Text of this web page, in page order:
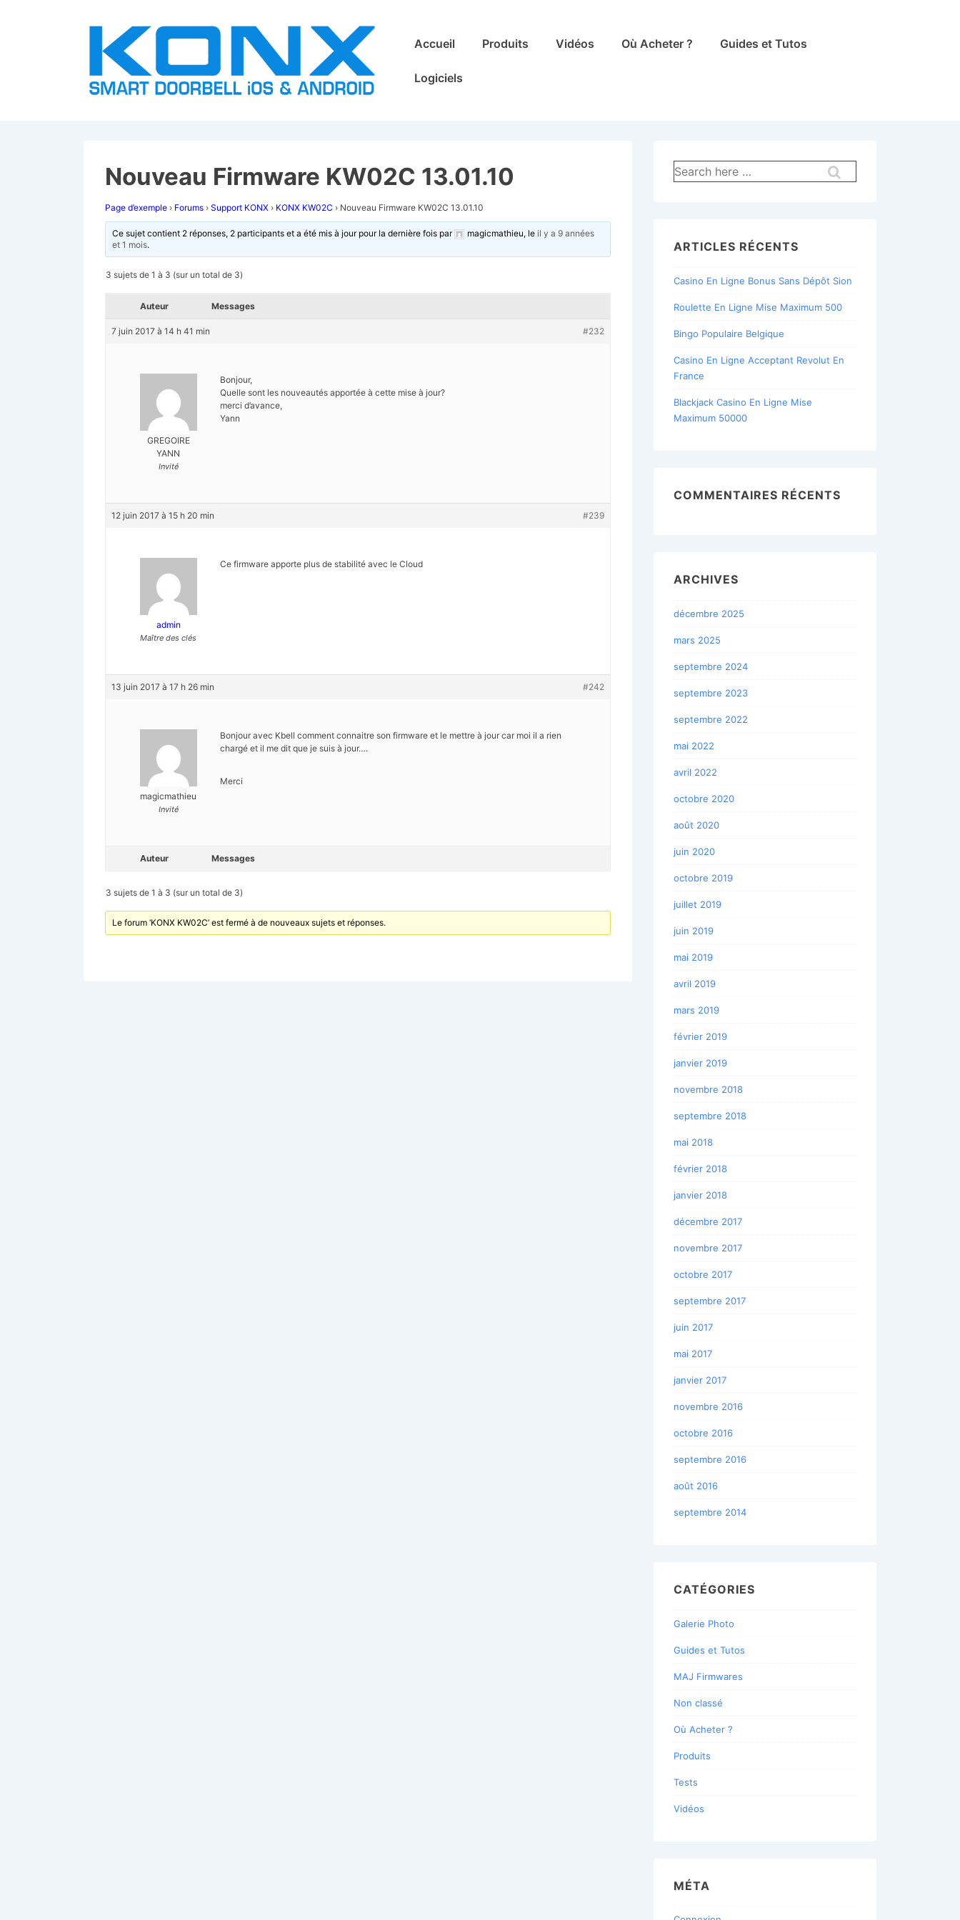
MainAccueil Produits Vidéos Où Acheter ? Guides et Tutos
Logiciels
Nouveau Firmware KW02C 13.01.10
Page d’exemple › Forums › Support KONX › KONX KW02C › Nouveau Firmware KW02C 13.01.10
Ce sujet contient 2 réponses, 2 participants et a été mis à jour pour la dernière fois par magicmathieu, leil y a 9 années
et 1 mois.
3 sujets de 1 à 3 (sur un total de 3)
Auteur Messages
7 juin 2017 à 14 h 41 min #232
GREGOIRE
YANN
Invité
Bonjour,
Quelle sont les nouveautés apportée à cette mise à jour?
merci d’avance,
Yann
12 juin 2017 à 15 h 20 min #239
admin
Maître des clés
Ce firmware apporte plus de stabilité avec le Cloud
13 juin 2017 à 17 h 26 min #242
magicmathieu
Invité
Bonjour avec Kbell comment connaitre son firmware et le mettre à jour car moi il a rien
chargé et il me dit que je suis à jour….
Merci
Auteur Messages
3 sujets de 1 à 3 (sur un total de 3)
Le forum ‘KONX KW02C’ est fermé à de nouveaux sujets et réponses.
Recherche
pour:
ARTICLES RÉCENTS
Casino En Ligne Bonus Sans Dépôt Sion
Roulette En Ligne Mise Maximum 500
Bingo Populaire Belgique
Casino En Ligne Acceptant Revolut En
France
Blackjack Casino En Ligne Mise
Maximum 50000
COMMENTAIRES RÉCENTS
ARCHIVES
décembre 2025
mars 2025
septembre 2024
septembre 2023
septembre 2022
mai 2022
avril 2022
octobre 2020
août 2020
juin 2020
octobre 2019
juillet 2019
juin 2019
mai 2019
avril 2019
mars 2019
février 2019
janvier 2019
novembre 2018
septembre 2018
mai 2018
février 2018
janvier 2018
décembre 2017
novembre 2017
octobre 2017
septembre 2017
juin 2017
mai 2017
janvier 2017
novembre 2016
octobre 2016
septembre 2016
août 2016
septembre 2014
CATÉGORIES
Galerie Photo
Guides et Tutos
MAJ Firmwares
Non classé
Où Acheter ?
Produits
Tests
Vidéos
MÉTA